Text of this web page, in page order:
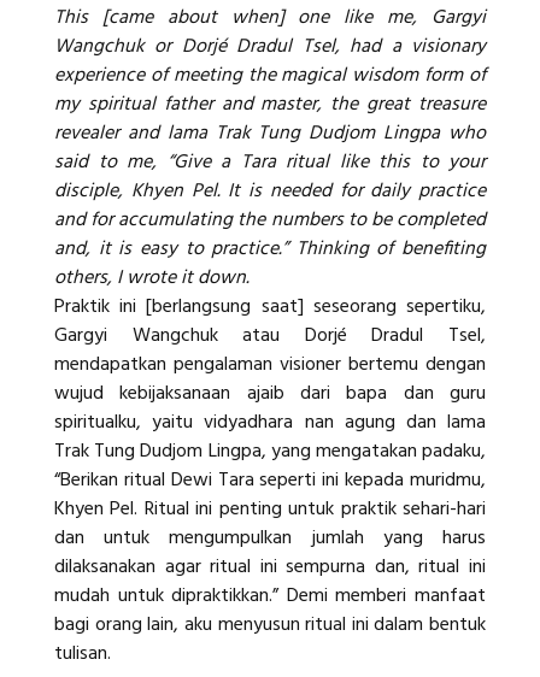
This [came about when] one like me, Gargyi
Wangchuk or Dorjé Dradul Tsel, had a visionary
experience of meeting the magical wisdom form of
my spiritual father and master, the great treasure
revealer and lama Trak Tung Dudjom Lingpa who
said to me, “Give a Tara ritual like this to your
disciple, Khyen Pel. It is needed for daily practice
and for accumulating the numbers to be completed
and, it is easy to practice.” Thinking of benefiting
others, I wrote it down.
Praktik ini [berlangsung saat] seseorang sepertiku,
Gargyi Wangchuk atau Dorjé Dradul Tsel,
mendapatkan pengalaman visioner bertemu dengan
wujud kebijaksanaan ajaib dari bapa dan guru
spiritualku, yaitu vidyadhara nan agung dan lama
Trak Tung Dudjom Lingpa, yang mengatakan padaku,
“Berikan ritual Dewi Tara seperti ini kepada muridmu,
Khyen Pel. Ritual ini penting untuk praktik sehari-hari
dan untuk mengumpulkan jumlah yang harus
dilaksanakan agar ritual ini sempurna dan, ritual ini
mudah untuk dipraktikkan.” Demi memberi manfaat
bagi orang lain, aku menyusun ritual ini dalam bentuk
tulisan.